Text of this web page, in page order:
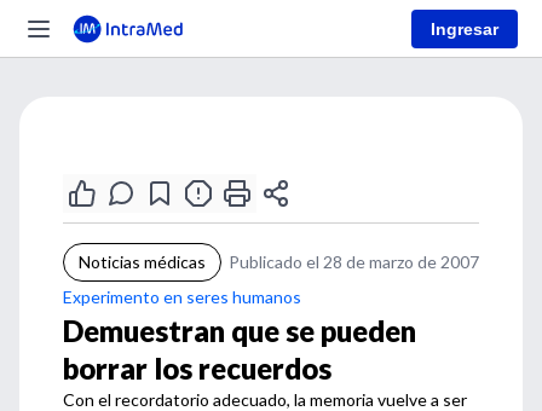
Ingresar
Noticias médicas
Publicado el 28 de marzo de 2007
Experimento en seres humanos
Demuestran que se pueden
borrar los recuerdos
Con el recordatorio adecuado, la memoria vuelve a ser